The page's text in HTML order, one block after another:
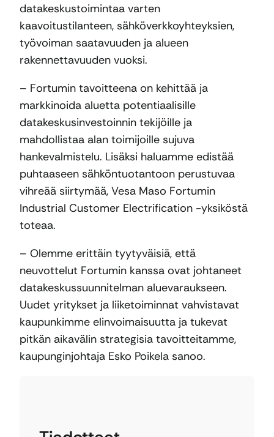
datakeskustoimintaa varten
kaavoitustilanteen, sähköverkkoyhteyksien,
työvoiman saatavuuden ja alueen
rakennettavuuden vuoksi.
– Fortumin tavoitteena on kehittää ja
markkinoida aluetta potentiaalisille
datakeskusinvestoinnin tekijöille ja
mahdollistaa alan toimijoille sujuva
hankevalmistelu. Lisäksi haluamme edistää
puhtaaseen sähköntuotantoon perustuvaa
vihreää siirtymää, Vesa Maso Fortumin
Industrial Customer Electrification -yksiköstä
toteaa.
– Olemme erittäin tyytyväisiä, että
neuvottelut Fortumin kanssa ovat johtaneet
datakeskussuunnitelman aluevaraukseen.
Uudet yritykset ja liiketoiminnat vahvistavat
kaupunkimme elinvoimaisuutta ja tukevat
pitkän aikavälin strategisia tavoitteitamme,
kaupunginjohtaja Esko Poikela sanoo.